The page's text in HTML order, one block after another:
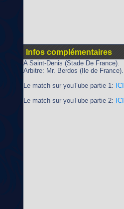
Infos complémentaires
A Saint-Denis (Stade De France).
Arbitre: Mr. Berdos (Ile de France).
Le match sur youTube partie 1: ICI
Le match sur youTube partie 2: ICI